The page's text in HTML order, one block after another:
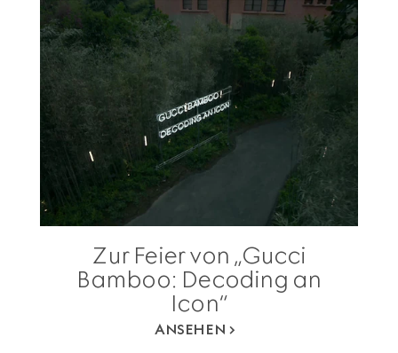
Zur Feier von „Gucci
Bamboo: Decoding an
Icon“
ANSEHEN